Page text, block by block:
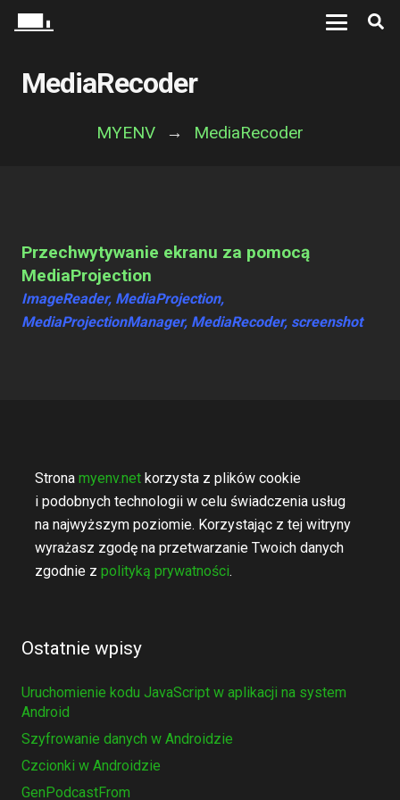
MediaRecoder
MYENV → MediaRecoder
Przechwytywanie ekranu za pomocą
MediaProjection
ImageReader, MediaProjection,
MediaProjectionManager, MediaRecoder, screenshot
Strona myenv.net korzysta z plików cookie
i podobnych technologii w celu świadczenia usług
na najwyższym poziomie. Korzystając z tej witryny
wyrażasz zgodę na przetwarzanie Twoich danych
zgodnie z polityką prywatności.
Ostatnie wpisy
Uruchomienie kodu JavaScript w aplikacji na system
Android
Szyfrowanie danych w Androidzie
Czcionki w Androidzie
GenPodcastFrom